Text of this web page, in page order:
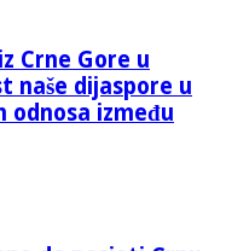
Crne Gore u
naše dijaspore u
između